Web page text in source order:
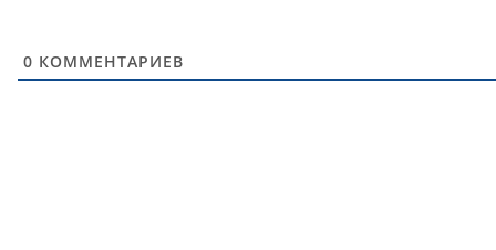
0 КОММЕНТАРИЕВ